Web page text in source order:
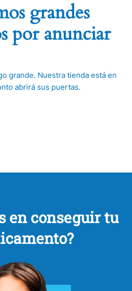
grandes
por anunciar
grande. Nuestra tienda está en
abrirá sus puertas.
en conseguir tu